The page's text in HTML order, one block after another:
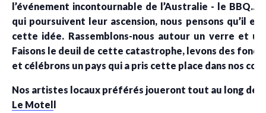
l’événement incontournable de l’Australie - le
qui poursuivent leur ascension, nous pensons qu’il
cette idée. Rassemblons-nous autour un verre et un
Faisons le deuil de cette catastrophe, levons des
et célébrons un pays qui a pris cette place dans nos
Nos artistes locaux préférés joueront tout au long de
Le Motell